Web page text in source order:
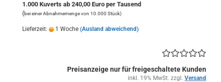
1.000 Kuverts ab 240,00 Euro per Tausend
(bei einer Abnahmemenge von 10.000 Stück)
Lieferzeit: 1 Woche (Ausland abweichend)
Preisanzeige nur für freigeschaltete Kunden
inkl. 19% MwSt. zzgl. Versand